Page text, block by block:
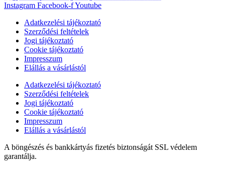
Instagram Facebook-fYoutube
Adatkezelési tájékoztató
Szerződési feltételek
Jogi tájékoztató
Cookie tájékoztató
Impresszum
Elállás a vásárlástól
Adatkezelési tájékoztató
Szerződési feltételek
Jogi tájékoztató
Cookie tájékoztató
Impresszum
Elállás a vásárlástól
A böngészés és bankkártyás fizetés biztonságát SSL védelem
garantálja.